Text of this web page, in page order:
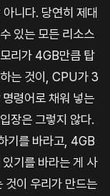
니다. 당연히 제대
있는 모든 리소스
리가 4GB만큼 탑
는 것이, CPU가 3
령어로 채워 넣는
장은 그렇지 않다.
기를 바라고, 4GB
기를 바라는 게 사
것이 우리가 만드는